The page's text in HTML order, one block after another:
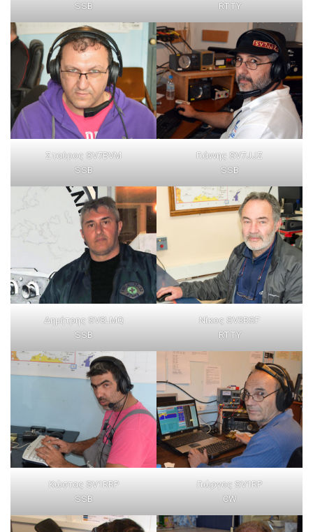
SSB
RTTY
Σταύρος SV7BVM
SSB
Γιάννης SV7JJZ
SSB
Δημήτρης SV8LMQ
SSB
Νίκος SV3BSF
RTTY
Κώστας SV1RRP
SSB
Γιώργος SV1RP
CW